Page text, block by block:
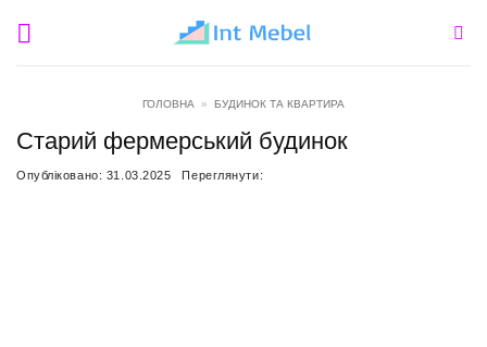
ГОЛОВНА » БУДИНОК ТА КВАРТИРА
Старий фермерський будинок
Опубліковано: 31.03.2025 Переглянути: